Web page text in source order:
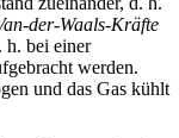
der-Waals-Kräfte
h. bei einer
werden.
und das Gas kühlt